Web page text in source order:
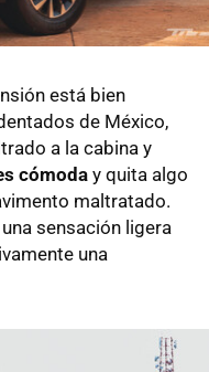
está bien
de México,
a la cabina y
cómoda y quita algo
maltratado.
sensación ligera
una